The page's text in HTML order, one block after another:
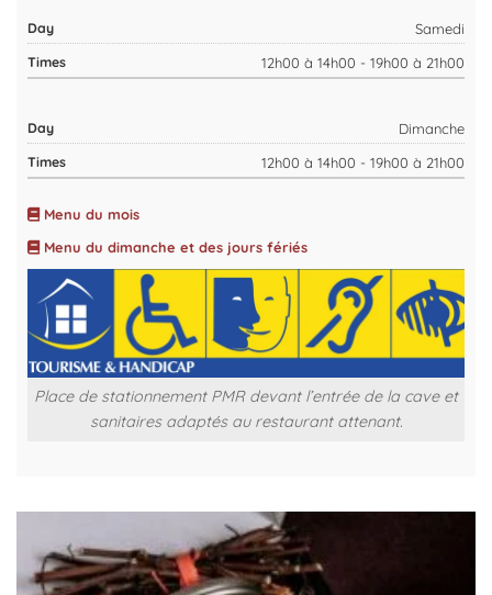
Samedi
12h00 à 14h00 - 19h00 à 21h00
Dimanche
12h00 à 14h00 - 19h00 à 21h00
Menu du mois
Menu du dimanche et des jours fériés
Place de stationnement PMR devant l’entrée de la cave et
sanitaires adaptés au restaurant attenant.